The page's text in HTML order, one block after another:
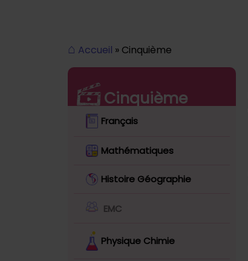
⌂ Accueil » Cinquième
Cinquième
Français
Mathématiques
Histoire Géographie
EMC
Physique Chimie